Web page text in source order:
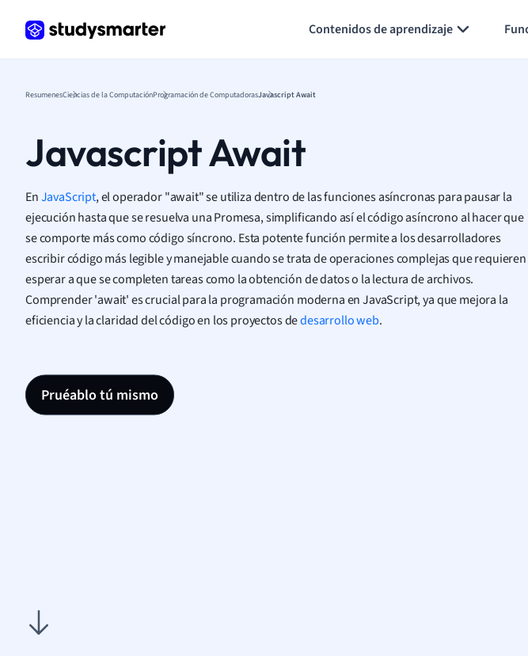
Contenidos de aprendizaje
ResumenesCiencias de la ComputaciónProgramación de ComputadorasJavascript Await
Javascript Await
EnJavaScript, el operador "await" se utiliza dentro de las funciones asíncronas para pausar la
ejecución hasta que se resuelva una Promesa, simplificando así el código asíncrono al hacer que
se comporte más como código síncrono. Esta potente función permite a los desarrolladores
escribir código más legible y manejable cuando se trata de operaciones complejas que requieren
esperar a que se completen tareas como la obtención de datos o la lectura de archivos.
Comprender 'await' es crucial para la programación moderna en JavaScript, ya que mejora la
eficiencia y la claridad del código en los proyectos dedesarrollo web.
Pruéablo tú mismo